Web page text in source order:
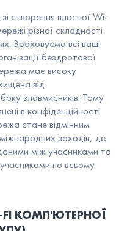
створення власної Wi-
різної складності
Враховуємо всі ваші
бездротової
має високу
від
зловмисників. Тому
в конфіденційності
стане відмінним
заходів, де
між учасниками та
по всьому
КОМП'ЮТЕРНОЇ